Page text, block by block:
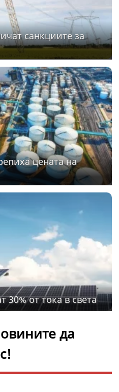
санкциите за
цената на
30% от тока в света
да